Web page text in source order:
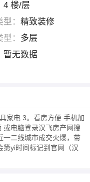
4 楼/层
： 精致装修
： 多层
暂无数据
家电 3。看房方便 手机加
或电脑登录汉飞房产网搜
一二线城市成交火爆，带
第yi时间标记到官网（汉